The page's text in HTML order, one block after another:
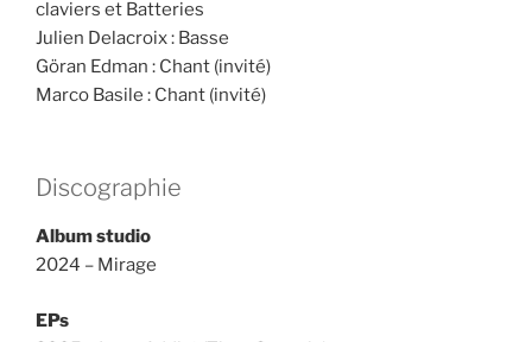
claviers et Batteries
Julien Delacroix : Basse
Göran Edman : Chant (invité)
Marco Basile : Chant (invité)
Discographie
Album studio
2024 – Mirage
EPs